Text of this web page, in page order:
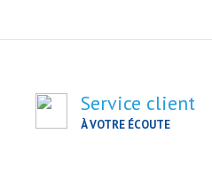
Service client
À VOTRE ÉCOUTE